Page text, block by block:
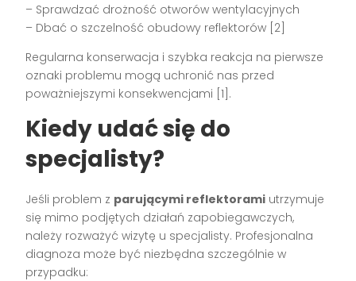
– Sprawdzać drożność otworów wentylacyjnych
– Dbać o szczelność obudowy reflektorów [2]
Regularna konserwacja i szybka reakcja na pierwsze
oznaki problemu mogą uchronić nas przed
poważniejszymi konsekwencjami [1].
Kiedy udać się do
specjalisty?
Jeśli problem z parującymi reflektorami utrzymuje
się mimo podjętych działań zapobiegawczych,
należy rozważyć wizytę u specjalisty. Profesjonalna
diagnoza może być niezbędna szczególnie w
przypadku: